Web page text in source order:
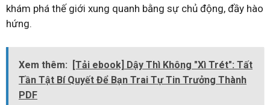
khám phá thế giới xung quanh bằng sự chủ động, đầy hào
hứng.
Xem thêm:
[Tải ebook] Dậy Thì Không "Xì Trét": Tất
Tần Tật Bí Quyết Để Bạn Trai Tự Tin Trưởng Thành
PDF